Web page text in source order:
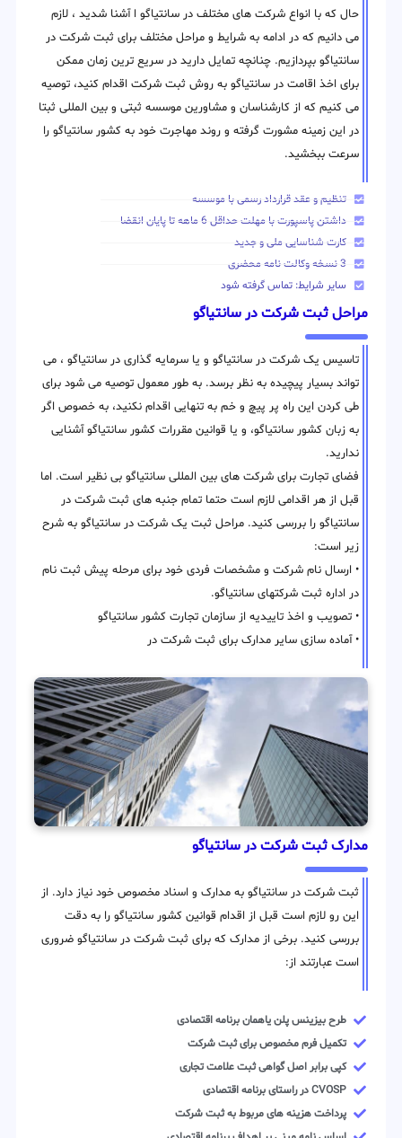
حال که با انواع شرکت های مختلف در سانتیاگو ا آشنا شدید ، لازم
می دانیم که در ادامه به شرایط و مراحل مختلف برای ثبت شرکت در
سانتیاگو بپردازیم. چنانچه تمایل دارید در سریع ترین زمان ممکن
برای اخذ اقامت در سانتیاگو به روش ثبت شرکت اقدام کنید، توصیه
می کنیم که از کارشناسان و مشاورین موسسه ثبتی و بین المللی ثبتا
در این زمینه مشورت گرفته و روند مهاجرت خود به کشور سانتیاگو را
سرعت ببخشید.
تنظیم و عقد قرارداد رسمی با موسسه
داشتن پاسپورت با مهلت حداقل 6 ماهه تا پایان انقضا
کارت شناسایی ملی و جدید
3 نسخه وکالت نامه محضری
سایر شرایط: تماس گرفته شود
مراحل ثبت شرکت در سانتیاگو
تاسیس یک شرکت در سانتیاگو و یا سرمایه گذاری در سانتیاگو ، می
تواند بسیار پیچیده به نظر برسد. به طور معمول توصیه می شود برای
طی کردن این راه پر پیچ و خم به تنهایی اقدام نکنید، به خصوص اگر
به زبان کشور سانتیاگو، و یا قوانین مقررات کشور سانتیاگو آشنایی
ندارید.
فضای تجارت برای شرکت های بین المللی سانتیاگو بی نظیر است. اما
قبل از هر اقدامی لازم است حتما تمام جنبه های ثبت شرکت در
سانتیاگو را بررسی کنید. مراحل ثبت یک شرکت در سانتیاگو به شرح
زیر است:
• ارسال نام شرکت و مشخصات فردی خود برای مرحله پیش ثبت نام
در اداره ثبت شرکتهای سانتیاگو.
• تصویب و اخذ تاییدیه از سازمان تجارت کشور سانتیاگو
• آماده سازی سایر مدارک برای ثبت شرکت در
مدارک ثبت شرکت در سانتیاگو
ثبت شرکت در سانتیاگو به مدارک و اسناد مخصوص خود نیاز دارد. از
این رو لازم است قبل از اقدام قوانین کشور سانتیاگو را به دقت
بررسی کنید. برخی از مدارک که برای ثبت شرکت در سانتیاگو ضروری
است عبارتند از:
طرح بیزینس پلن یاهمان برنامه اقتصادی
تکمیل فرم مخصوص برای ثبت شرکت
کپی برابر اصل گواهی ثبت علامت تجاری
CVOSP در راستای برنامه اقتصادی
پرداخت هزینه های مربوط به ثبت شرکت